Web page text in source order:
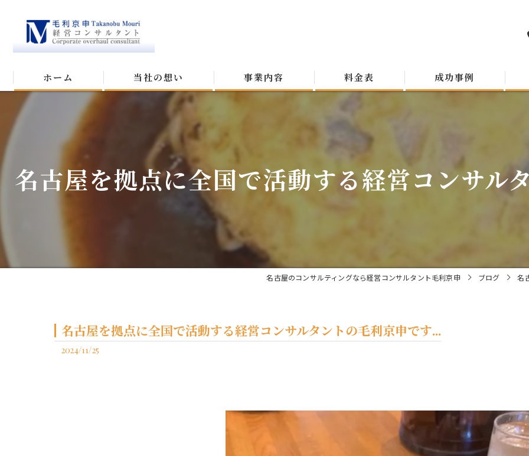
ホーム 当社の想い 事業内容 料金表 成功事例
名古屋を拠点に全国で活動する経営コンサル
名古屋のコンサルティングなら経営コンサルタント毛利京申 ブログ 名
名古屋を拠点に全国で活動する経営コンサルタントの毛利京申です...
2024/11/25